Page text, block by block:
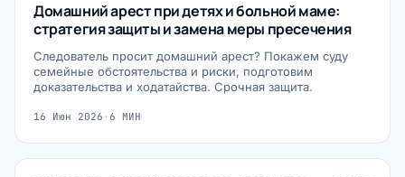
Домашний арест при детях и больной маме:
стратегия защиты и замена меры пресечения
Следователь просит домашний арест? Покажем суду
семейные обстоятельства и риски, подготовим
доказательства и ходатайства. Срочная защита.
16 Июн 2026 · 6 МИН